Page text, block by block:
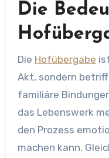
Die
Die Hofübergabe
Akt, sondern
familiäre
das Lebenswerk
den Prozess
machen kann.